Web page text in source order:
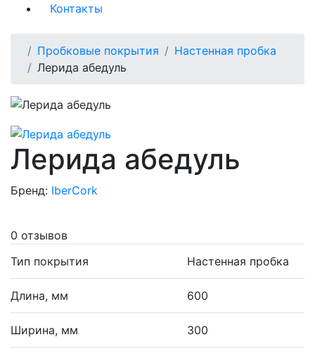
Контакты
Пробковые покрытия
Настенная пробка
Лерида абедуль
Лерида абедуль
Бренд: IberCork
0 отзывов
Тип покрытия
Настенная пробка
Длина, мм 600
Ширина, мм 300